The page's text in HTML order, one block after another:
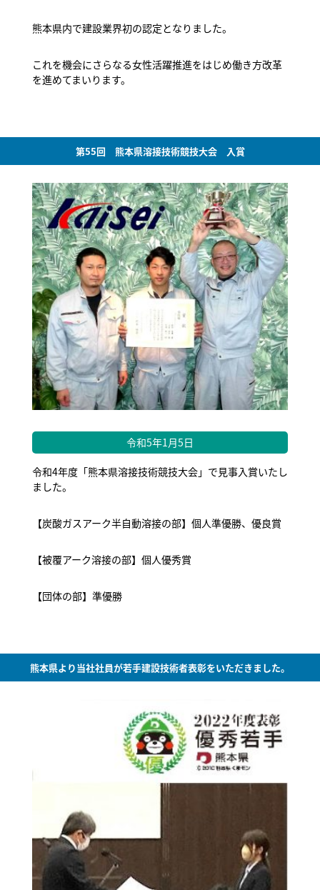
熊本県内で建設業界初の認定となりました。
これを機会にさらなる女性活躍推進をはじめ働き方改革
を進めてまいります。
第55回 熊本県溶接技術競技大会 入賞
令和5年1月5日
令和4年度「熊本県溶接技術競技大会」で見事入賞いたし
ました。
【炭酸ガスアーク半自動溶接の部】個人準優勝、優良賞
【被覆アーク溶接の部】個人優秀賞
【団体の部】準優勝
熊本県より当社社員が若手建設技術者表彰をいただきました。